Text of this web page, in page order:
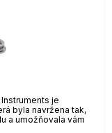
je
byla navržena tak,
a umožňovala vám